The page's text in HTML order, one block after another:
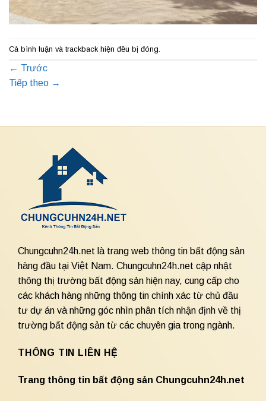
Cả bình luận và trackback hiện đều bị đóng.
← Trước
Tiếp theo →
Chungcuhn24h.net là trang web thông tin bất động sản
hàng đầu tại Việt Nam. Chungcuhn24h.net cập nhật
thông thị trường bất động sản hiện nay, cung cấp cho
các khách hàng những thông tin chính xác từ chủ đầu
tư dự án và những góc nhìn phân tích nhận định về thị
trường bất động sản từ các chuyên gia trong ngành.
THÔNG TIN LIÊN HỆ
Trang thông tin bất động sản Chungcuhn24h.net